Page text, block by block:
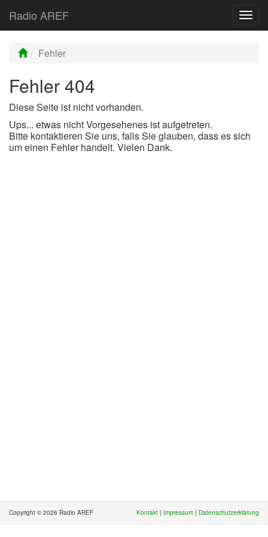
Radio AREF
Fehler
Fehler 404
Diese Seite ist nicht vorhanden.
Ups... etwas nicht Vorgesehenes ist aufgetreten.
Bitte kontaktieren Sie uns, falls Sie glauben, dass es sich
um einen Fehler handelt. Vielen Dank.
Copyright © 2026 Radio AREF Kontakt | Impressum | Datenschutzerklärung